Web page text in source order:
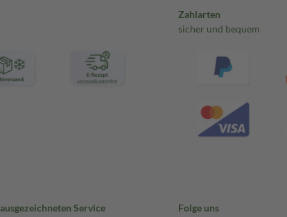
Zahlarten
sicher und bequem
Service Folge uns